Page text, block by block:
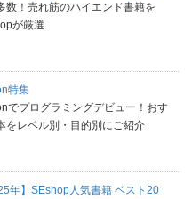
数！売れ筋のハイエンド書籍を
が厳選
特集
でプログラミングデビュー！おす
をレベル別・目的別にご紹介
年】SEshop人気書籍 ベスト20